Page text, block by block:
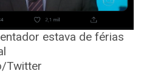
estava de férias
Twitter